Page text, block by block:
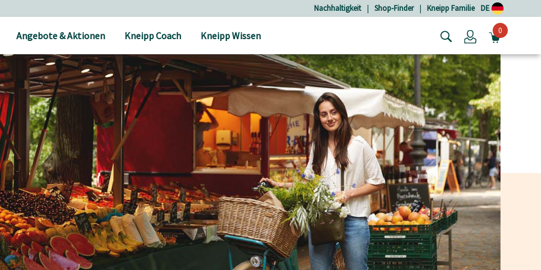
Nachhaltigkeit | Shop-Finder | Kneipp Familie DE
Angebote & Aktionen Kneipp Coach Kneipp Wissen Login0